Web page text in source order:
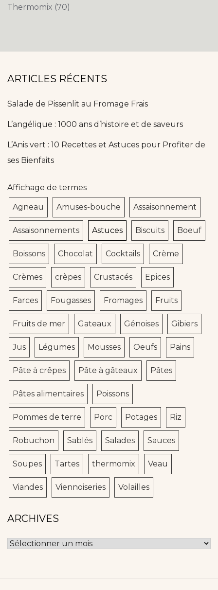
Thermomix (70)
ARTICLES RÉCENTS
Salade de Pissenlit au Fromage Frais
L’angélique : 1000 ans d’histoire et de saveurs
L’Anis vert : 10 Recettes et Astuces pour Profiter de
ses Bienfaits
Affichage de termes
Agneau Amuses-bouche Assaisonnement
Assaisonnements Astuces Biscuits Boeuf
Boissons Chocolat Cocktails Crème
Crèmes crèpes Crustacés Epices
Farces Fougasses Fromages Fruits
Fruits de mer Gateaux Génoises Gibiers
Jus Légumes Mousses Oeufs Pains
Pâte à crêpes Pâte à gâteaux Pâtes
Pâtes alimentaires Poissons
Pommes de terre Porc Potages Riz
Robuchon Sablés Salades Sauces
Soupes Tartes thermomix Veau
Viandes Viennoiseries Volailles
ARCHIVES
Archives